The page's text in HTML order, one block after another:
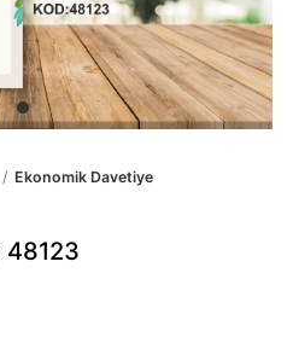
Ekonomik Davetiye
48123